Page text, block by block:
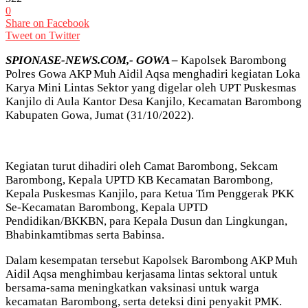
0
Share on Facebook
Tweet on Twitter
SPIONASE-NEWS.COM,- GOWA – Kapolsek Barombong
Polres Gowa AKP Muh Aidil Aqsa menghadiri kegiatan Loka
Karya Mini Lintas Sektor yang digelar oleh UPT Puskesmas
Kanjilo di Aula Kantor Desa Kanjilo, Kecamatan Barombong
Kabupaten Gowa, Jumat (31/10/2022).
Kegiatan turut dihadiri oleh Camat Barombong, Sekcam
Barombong, Kepala UPTD KB Kecamatan Barombong,
Kepala Puskesmas Kanjilo, para Ketua Tim Penggerak PKK
Se-Kecamatan Barombong, Kepala UPTD
Pendidikan/BKKBN, para Kepala Dusun dan Lingkungan,
Bhabinkamtibmas serta Babinsa.
Dalam kesempatan tersebut Kapolsek Barombong AKP Muh
Aidil Aqsa menghimbau kerjasama lintas sektoral untuk
bersama-sama meningkatkan vaksinasi untuk warga
kecamatan Barombong, serta deteksi dini penyakit PMK.